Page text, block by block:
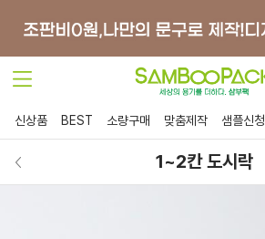
신상품 BEST 소량구매 맞춤제작 샘플신청
1~2칸 도시락